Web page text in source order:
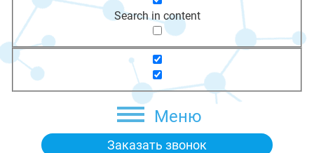
Search in content
Меню
Заказать звонок